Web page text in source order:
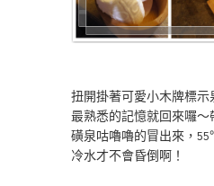
扭開掛著可愛小木牌標
最熟悉的記憶就回來囉
磺泉咕嚕嚕的冒出來，
冷水才不會昏倒啊！